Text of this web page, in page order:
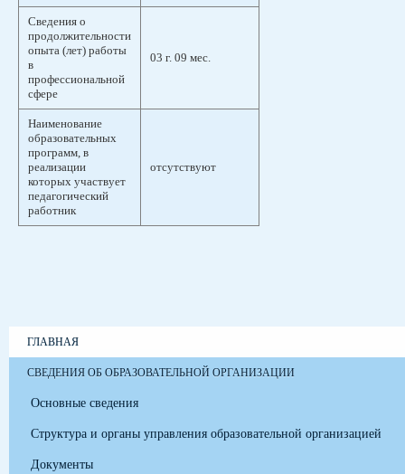
Сведения о
продолжительности
опыта (лет) работы
в
профессиональной
сфере
03 г. 09 мес.
Наименование
образовательных
программ, в
реализации
которых участвует
педагогический
работник
отсутствуют
ГЛАВНАЯ
СВЕДЕНИЯ ОБ ОБРАЗОВАТЕЛЬНОЙ ОРГАНИЗАЦИИ
Основные сведения
Структура и органы управления образовательной организацией
Документы